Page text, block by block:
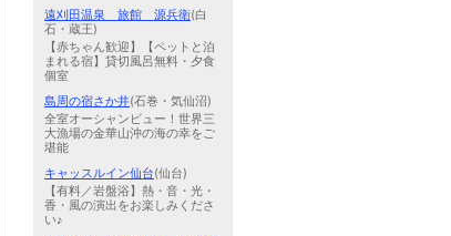
遠刈田温泉 旅館 源兵衛(白
石・蔵王)
【赤ちゃん歓迎】【ペットと泊
まれる宿】貸切風呂無料・夕食
個室
島周の宿さか井(石巻・気仙沼)
全室オーシャンビュー！世界三
大漁場の金華山沖の海の幸をご
堪能
キャッスルイン仙台(仙台)
【有料／岩盤浴】熱・音・光・
香・風の演出をお楽しみくださ
い♪